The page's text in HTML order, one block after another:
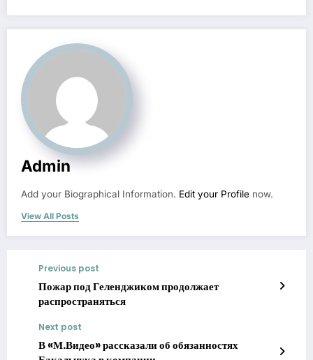
Admin
Add your Biographical Information. Edit your Profile now.
View All Posts
Previous post
Пожар под Геленджиком продолжает
распространяться
Next post
В «М.Видео» рассказали об обязанностях